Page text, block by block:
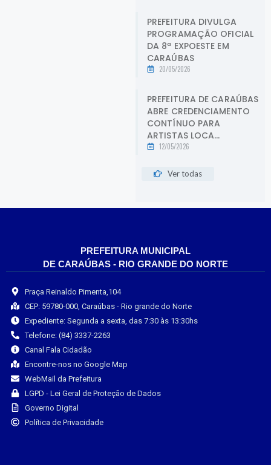
PREFEITURA DIVULGA
PROGRAMAÇÃO OFICIAL
DA 8ª EXPOESTE EM
CARAÚBAS
20/05/2026
PREFEITURA DE CARAÚBAS
ABRE CREDENCIAMENTO
CONTÍNUO PARA
ARTISTAS LOCA...
12/05/2026
Ver todas
PREFEITURA MUNICIPAL
DE CARAÚBAS - RIO GRANDE DO NORTE
Praça Reinaldo Pimenta,104
CEP: 59780-000, Caraúbas - Rio grande do Norte
Expediente: Segunda a sexta, das 7:30 às 13:30hs
Telefone: (84) 3337-2263
Canal Fala Cidadão
Encontre-nos no Google Map
WebMail da Prefeitura
LGPD - Lei Geral de Proteção de Dados
Governo Digital
Política de Privacidade